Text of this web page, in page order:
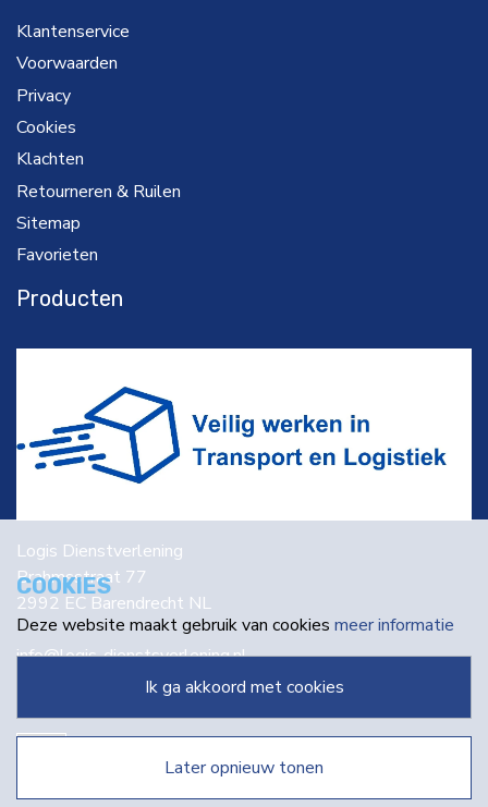
Logis Dienstverlening
Brahmsstraat 77
2992 EC Barendrecht NL
info@logis-dienstsverlening.nl
Klantenservice
Voorwaarden
Privacy
Cookies
Klachten
Retourneren & Ruilen
Sitemap
Favorieten
Producten
COOKIES
Deze website maakt gebruik van cookies meer informatie
ik ga akkoord met cookies
later opnieuw tonen